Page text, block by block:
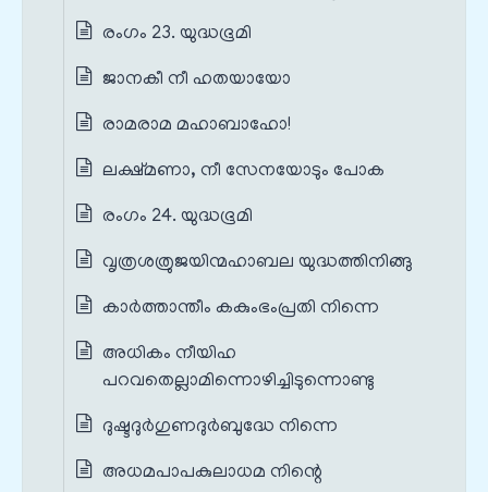
രംഗം 23. യുദ്ധഭൂമി
ജാനകീ നീ ഹതയായോ
രാമരാമ മഹാബാഹോ!
ലക്ഷ്മണാ, നീ സേനയോടും പോക
രംഗം 24. യുദ്ധഭൂമി
വൃത്രശത്രുജയിന്മഹാബല യുദ്ധത്തിനിങ്ങു
കാർത്താന്തീം കകുംഭംപ്രതി നിന്നെ
അധികം നീയിഹ
പറവതെല്ലാമിന്നൊഴിച്ചിടുന്നൊണ്ടു
ദുഷ്ടദുർഗുണദുർബുദ്ധേ നിന്നെ
അധമപാപകുലാധമ നിന്റെ